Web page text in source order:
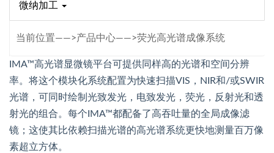
微纳加工
当前位置——>产品中心——>荧光高光谱成像系统
IMA™高光谱显微镜平台可提供同样高的光谱和空间分辨
率。将这个模块化系统配置为快速扫描VIS，NIR和/或SWIR
光谱，可同时绘制光致发光，电致发光，荧光，反射光和透
射光的组合。每个IMA™都配备了高吞吐量的全局成像滤
镜；这使其比依赖扫描光谱的高光谱系统更快地测量百万像
素超立方体。